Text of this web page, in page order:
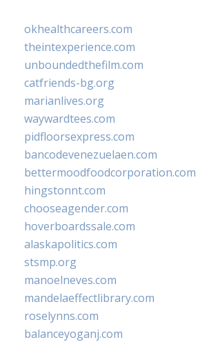
okhealthcareers.com
theintexperience.com
unboundedthefilm.com
catfriends-bg.org
marianlives.org
waywardtees.com
pidfloorsexpress.com
bancodevenezuelaen.com
bettermoodfoodcorporation.com
hingstonnt.com
chooseagender.com
hoverboardssale.com
alaskapolitics.com
stsmp.org
manoelneves.com
mandelaeffectlibrary.com
roselynns.com
balanceyoganj.com